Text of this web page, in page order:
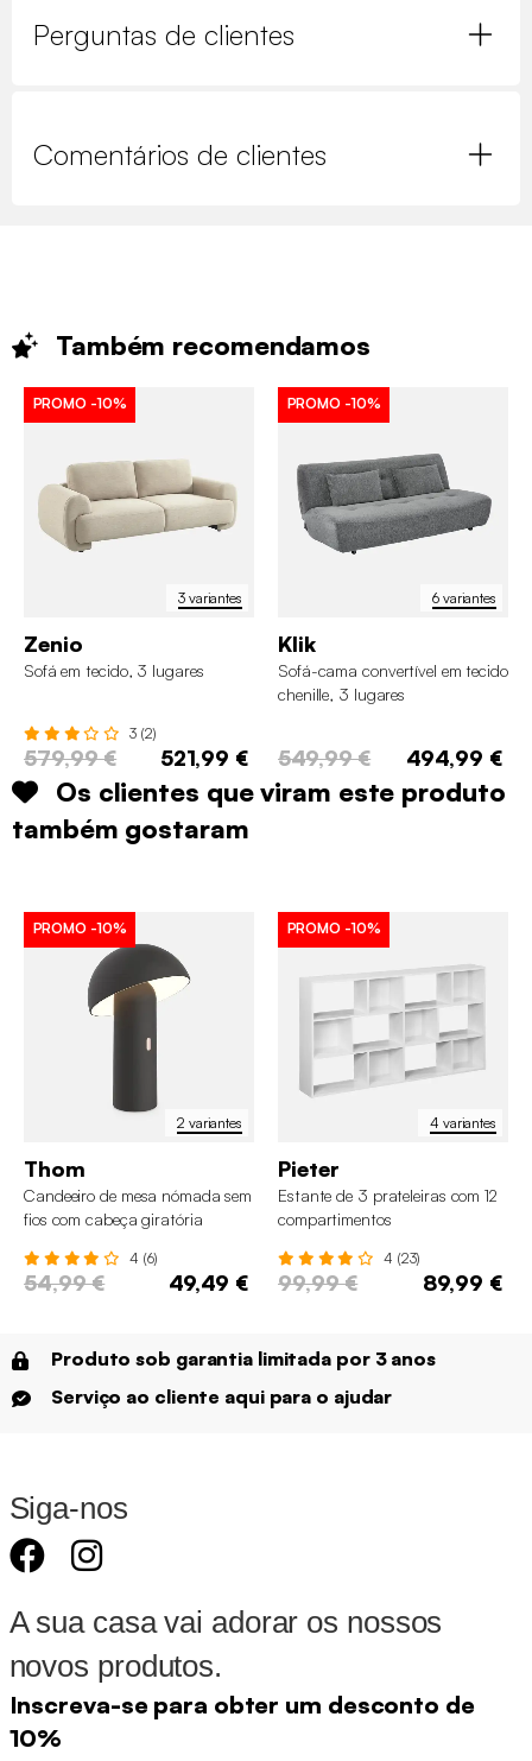
Perguntas de clientes
Comentários de clientes
Também recomendamos
3 variantes
PROMO -10%
Zenio
Sofá em tecido, 3 lugares
3 (2)
579,99 € 521,99 €
6 variantes
PROMO -10%
Klik
Sofá-cama convertível em tecido
chenille, 3 lugares
549,99 € 494,99 €
Os clientes que viram este produto
também gostaram
2 variantes
PROMO -10%
Thom
Candeeiro de mesa nómada sem
fios com cabeça giratória
4 (6)
54,99 € 49,49 €
4 variantes
PROMO -10%
Pieter
Estante de 3 prateleiras com 12
compartimentos
4 (23)
99,99 € 89,99 €
Produto sob garantia limitada por 3 anos
Serviço ao cliente aqui para o ajudar
Siga-nos
A sua casa vai adorar os nossos
novos produtos.
Inscreva-se para obter um desconto de
10%